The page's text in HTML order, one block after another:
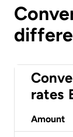
rates
Amount